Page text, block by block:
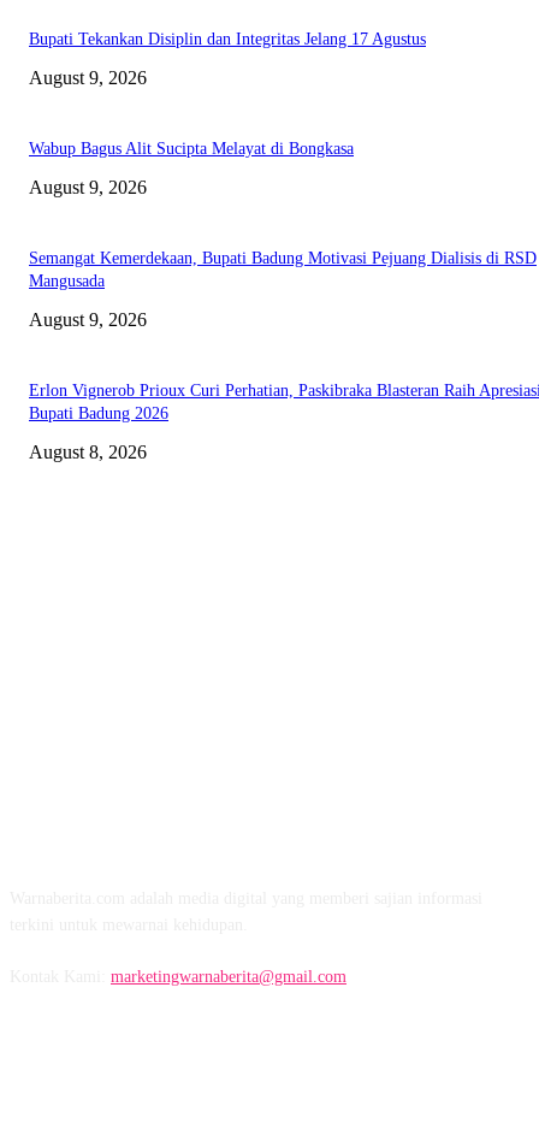
Bupati Tekankan Disiplin dan Integritas Jelang 17 Agustus
August 9, 2026
Wabup Bagus Alit Sucipta Melayat di Bongkasa
August 9, 2026
Semangat Kemerdekaan, Bupati Badung Motivasi Pejuang Dialisis di RSD
Mangusada
August 9, 2026
Erlon Vignerob Prioux Curi Perhatian, Paskibraka Blasteran Raih
Bupati Badung 2026
August 8, 2026
marketingwarnaberita@gmail.com